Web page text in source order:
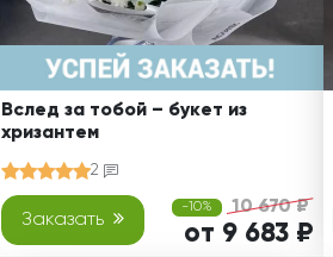
Вслед за тобой – букет из
хризантем
2
Заказать
-10% 10 670 ₽
от 9 683 ₽